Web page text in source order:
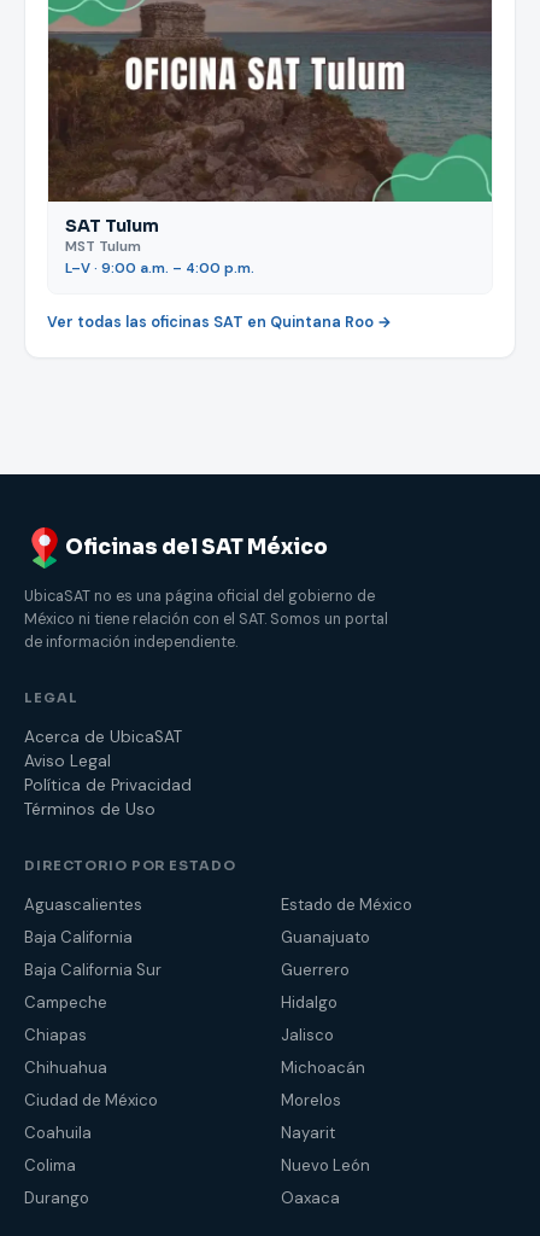
SAT Tulum
MST Tulum
L–V · 9:00 a.m. – 4:00 p.m.
Ver todas las oficinas SAT en Quintana Roo →
Oficinas del SAT México
UbicaSAT no es una página oficial del gobierno de
México ni tiene relación con el SAT. Somos un portal
de información independiente.
LEGAL
Acerca de UbicaSAT
Aviso Legal
Política de Privacidad
Términos de Uso
DIRECTORIO POR ESTADO
Aguascalientes
Baja California
Baja California Sur
Campeche
Chiapas
Chihuahua
Ciudad de México
Coahuila
Colima
Durango
Estado de México
Guanajuato
Guerrero
Hidalgo
Jalisco
Michoacán
Morelos
Nayarit
Nuevo León
Oaxaca